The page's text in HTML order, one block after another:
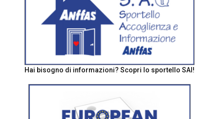
Hai bisogno di informazioni? Scopri lo sportello SAI!